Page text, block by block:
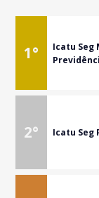
1°
Icatu
2° Icatu Seg